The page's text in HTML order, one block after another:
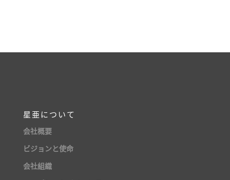
星亜について
会社概要
ビジョンと使命
会社組織